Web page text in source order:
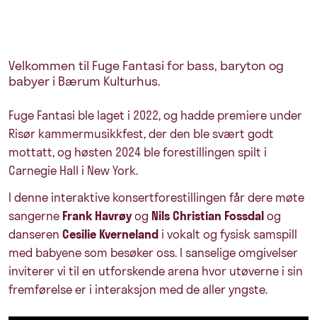
Velkommen til Fuge Fantasi for bass, baryton og
babyer i Bærum Kulturhus.
Fuge Fantasi ble laget i 2022, og hadde premiere under
Risør kammermusikkfest, der den ble svært godt
mottatt, og høsten 2024 ble forestillingen spilt i
Carnegie Hall i New York.
I denne interaktive konsertforestillingen får dere møte
sangerne Frank Havrøyog Nils Christian Fossdalog
danseren Cesilie Kverneland i vokalt og fysisk samspill
med babyene som besøker oss. I sanselige omgivelser
inviterer vi til en utforskende arena hvor utøverne i sin
fremførelse er i interaksjon med de aller yngste.